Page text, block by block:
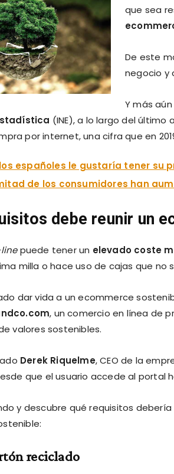
que sea
De este
negocio y
Y más
(INE), a lo largo del último
por internet, una cifra que en
españoles le gustaría tener su
de los consumidores han
debe reunir un
puede tener un elevado coste
milla o hace uso de cajas que no
dar vida a un ecommerce
, un comercio en línea de
valores sostenibles.
Derek Riquelme, CEO de la
que el usuario accede al portal
y descubre qué requisitos
reciclado